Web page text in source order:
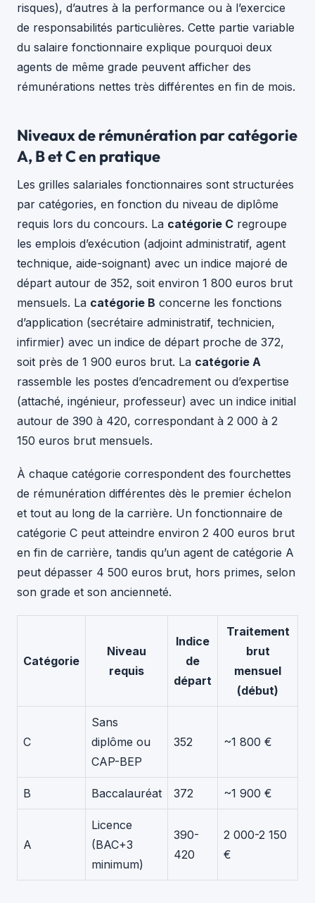
risques), d’autres à la performance ou à l’exercice
de responsabilités particulières. Cette partie variable
du salaire fonctionnaire explique pourquoi deux
agents de même grade peuvent afficher des
rémunérations nettes très différentes en fin de mois.
Niveaux de rémunération par catégorie
A, B et C en pratique
Les grilles salariales fonctionnaires sont structurées
par catégories, en fonction du niveau de diplôme
requis lors du concours. La catégorie C regroupe
les emplois d’exécution (adjoint administratif, agent
technique, aide-soignant) avec un indice majoré de
départ autour de 352, soit environ 1 800 euros brut
mensuels. La catégorie B concerne les fonctions
d’application (secrétaire administratif, technicien,
infirmier) avec un indice de départ proche de 372,
soit près de 1 900 euros brut. La catégorie A
rassemble les postes d’encadrement ou d’expertise
(attaché, ingénieur, professeur) avec un indice initial
autour de 390 à 420, correspondant à 2 000 à 2
150 euros brut mensuels.
À chaque catégorie correspondent des fourchettes
de rémunération différentes dès le premier échelon
et tout au long de la carrière. Un fonctionnaire de
catégorie C peut atteindre environ 2 400 euros brut
en fin de carrière, tandis qu’un agent de catégorie A
peut dépasser 4 500 euros brut, hors primes, selon
son grade et son ancienneté.
Catégorie
Niveau
requis
Indice
de
départ
Traitement
brut
mensuel
(début)
C
Sans
diplôme ou
CAP-BEP
352 ~1 800 €
B Baccalauréat 372 ~1 900 €
A
Licence
(BAC+3
minimum)
390-
420
2 000-2 150
€